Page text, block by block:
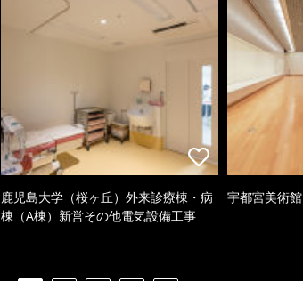
鹿児島大学（桜ヶ丘）外来診療棟・病
棟（A棟）新営その他電気設備工事
宇都宮美術館